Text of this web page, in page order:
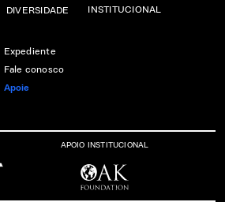
DIVERSIDADE INSTITUCIONAL
Expediente
Fale conosco
Apoie
APOIO INSTITUCIONAL